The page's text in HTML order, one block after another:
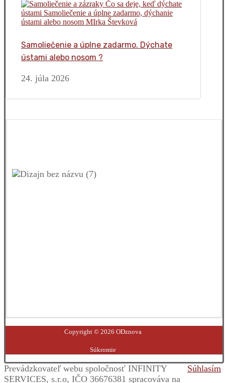
Samoliečenie a úplne zadarmo. Dýchate
ústami alebo nosom ?
24. júla 2026
Copyright © 2026 ODznova
Súkromie
Prevádzkovateľ webu spoločnosť INFINITY
SERVICES, s.r.o, IČO 36676381 spracováva na
Súhlasím